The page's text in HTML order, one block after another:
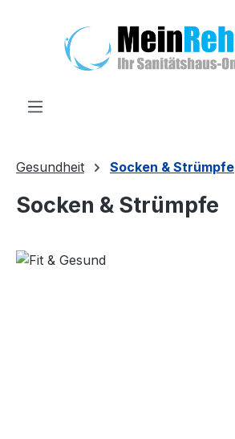
Gesundheit Socken & Strümpfe
Socken & Strümpfe